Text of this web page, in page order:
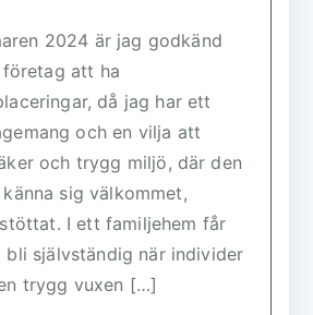
2024 är jag godkänd
att ha
då jag har ett
och en vilja att
och trygg miljö, där den
sig välkommet,
I ett familjehem får
bli självständig när individer
trygg vuxen […]